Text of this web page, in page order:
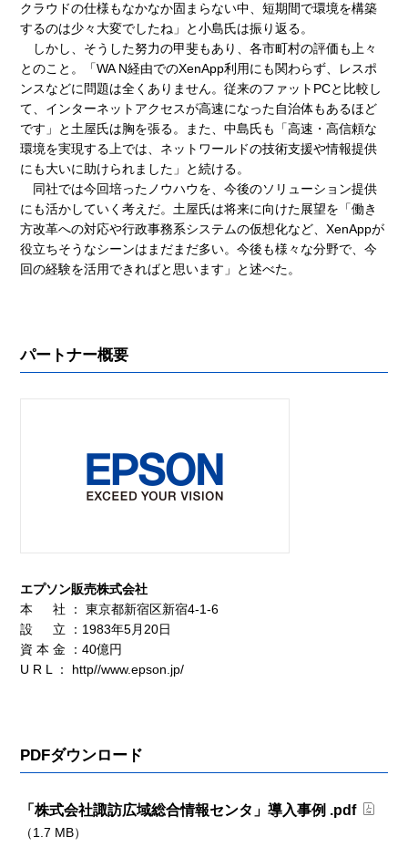
クラウドの仕様もなかなか固まらない中、短期間で環境を構築
するのは少々大変でしたね」と小島氏は振り返る。
しかし、そうした努力の甲斐もあり、各市町村の評価も上々
とのこと。「WA N経由でのXenApp利用にも関わらず、レスポ
ンスなどに問題は全くありません。従来のファットPCと比較し
て、インターネットアクセスが高速になった自治体もあるほど
です」と土屋氏は胸を張る。また、中島氏も「高速・高信頼な
環境を実現する上では、ネットワールドの技術支援や情報提供
にも大いに助けられました」と続ける。
同社では今回培ったノウハウを、今後のソリューション提供
にも活かしていく考えだ。土屋氏は将来に向けた展望を「働き
方改革への対応や行政事務系システムの仮想化など、XenAppが
役立ちそうなシーンはまだまだ多い。今後も様々な分野で、今
回の経験を活用できればと思います」と述べた。
パートナー概要
エプソン販売株式会社
本 社 ： 東京都新宿区新宿4-1-6
設 立 ：1983年5月20日
資 本 金 ：40億円
U R L ： http//www.epson.jp/
PDFダウンロード
「株式会社諏訪広域総合情報センタ」導入事例 .pdf
（1.7 MB）